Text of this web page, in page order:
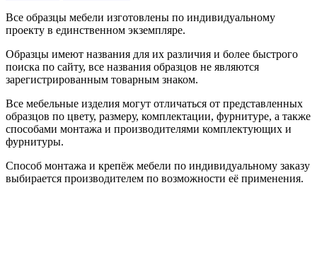
Все образцы мебели изготовлены по индивидуальному
проекту в единственном экземпляре.
Образцы имеют названия для их различия и более быстрого
поиска по сайту, все названия образцов не являются
зарегистрированным товарным знаком.
Все мебельные изделия могут отличаться от представленных
образцов по цвету, размеру, комплектации, фурнитуре, а также
способами монтажа и производителями комплектующих и
фурнитуры.
Способ монтажа и крепёж мебели по индивидуальному заказу
выбирается производителем по возможности её применения.